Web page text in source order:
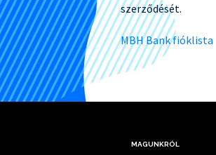
szerződését.
MBH Bank fióklista
MAGUNKRÓL